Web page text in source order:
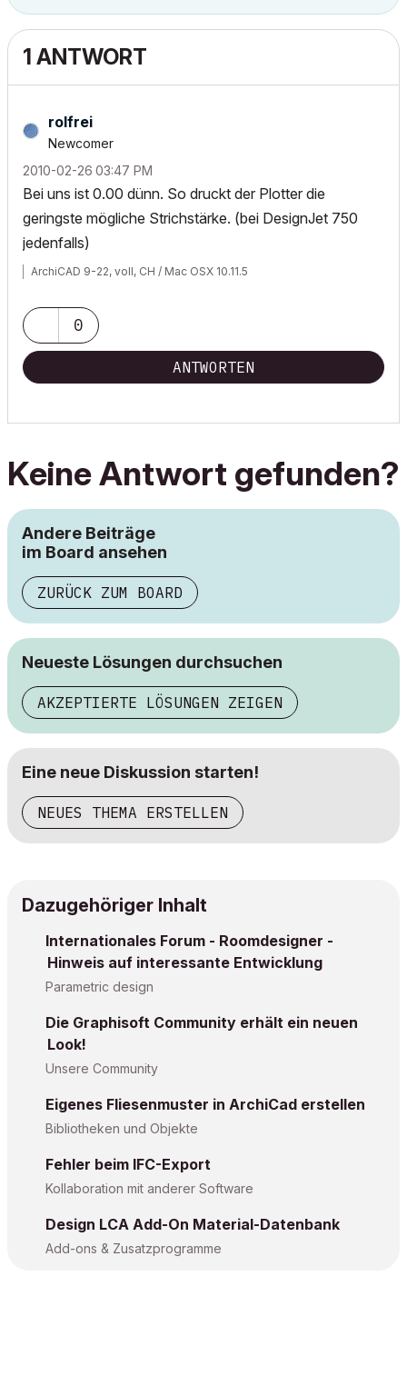
1 ANTWORT
rolfrei
Newcomer
‎2010-02-26 03:47 PM
Bei uns ist 0.00 dünn. So druckt der Plotter die
geringste mögliche Strichstärke. (bei DesignJet 750
jedenfalls)
ArchiCAD 9-22, voll, CH / Mac OSX 10.11.5
0
ANTWORTEN
Keine Antwort gefunden?
Andere Beiträge
im Board ansehen
ZURÜCK ZUM BOARD
Neueste Lösungen durchsuchen
AKZEPTIERTE LÖSUNGEN ZEIGEN
Eine neue Diskussion starten!
NEUES THEMA ERSTELLEN
Dazugehöriger Inhalt
Internationales Forum - Roomdesigner -
Hinweis auf interessante Entwicklung
Parametric design
Die Graphisoft Community erhält ein neuen
Look!
Unsere Community
Eigenes Fliesenmuster in ArchiCad erstellen
Bibliotheken und Objekte
Fehler beim IFC-Export
Kollaboration mit anderer Software
Design LCA Add-On Material-Datenbank
Add-ons & Zusatzprogramme